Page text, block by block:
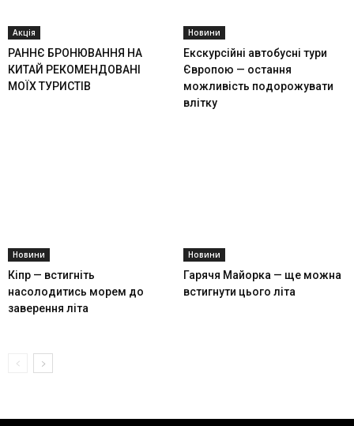
Акція
РАННЄ БРОНЮВАННЯ НА
КИТАЙ РЕКОМЕНДОВАНІ
МОЇХ ТУРИСТІВ
Новини
Екскурсійні автобусні тури
Європою — остання
можливість подорожувати
влітку
Новини
Кіпр — встигніть
насолодитись морем до
заверення літа
Новини
Гарячя Майорка — ще можна
встигнути цього літа